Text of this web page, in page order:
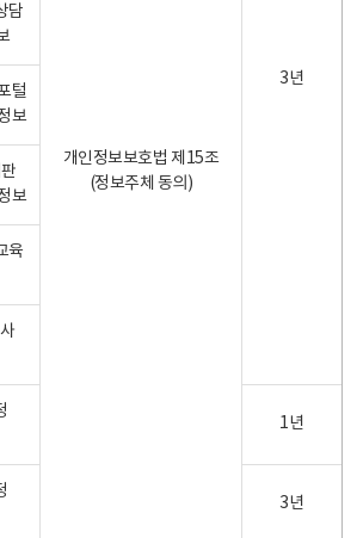
개인정보보호법 제15조
(정보주체 동의)
3년
담
털
보
보
육
1년
3년